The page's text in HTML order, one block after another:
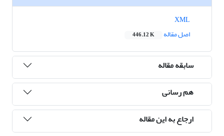
اصل مقاله
446.12 K
سابقه مقاله
هم رسانی
ارجاع به این مقاله